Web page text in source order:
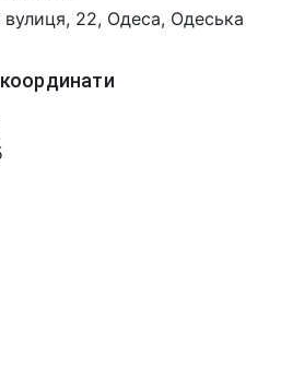
22, Одеса, Одеська
координати